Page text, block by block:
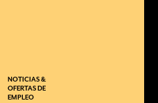
NOTICIAS &
OFERTAS DE
EMPLEO